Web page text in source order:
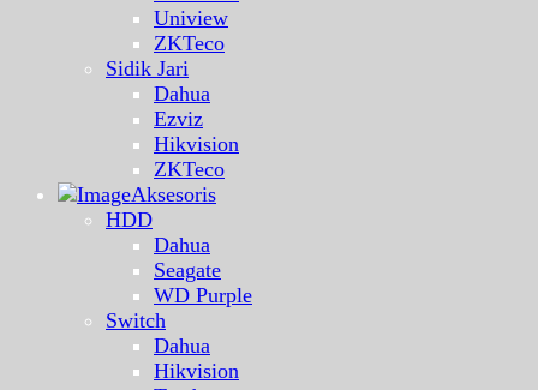
Uniview
ZKTeco
Sidik Jari
Dahua
Ezviz
Hikvision
ZKTeco
Aksesoris
HDD
Dahua
Seagate
WD Purple
Switch
Dahua
Hikvision